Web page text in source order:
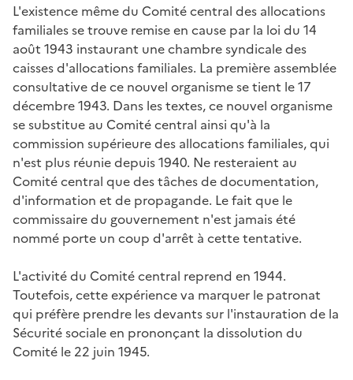
L'existence même du Comité central des allocations
familiales se trouve remise en cause par la loi du 14
août 1943 instaurant une chambre syndicale des
caisses d'allocations familiales. La première assemblée
consultative de ce nouvel organisme se tient le 17
décembre 1943. Dans les textes, ce nouvel organisme
se substitue au Comité central ainsi qu'à la
commission supérieure des allocations familiales, qui
n'est plus réunie depuis 1940. Ne resteraient au
Comité central que des tâches de documentation,
d'information et de propagande. Le fait que le
commissaire du gouvernement n'est jamais été
nommé porte un coup d'arrêt à cette tentative.
L'activité du Comité central reprend en 1944.
Toutefois, cette expérience va marquer le patronat
qui préfère prendre les devants sur l'instauration de la
Sécurité sociale en prononçant la dissolution du
Comité le 22 juin 1945.